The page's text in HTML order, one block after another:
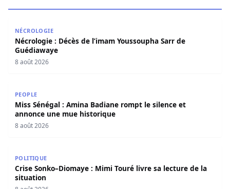
NÉCROLOGIE
Nécrologie : Décès de l’imam Youssoupha Sarr de
Guédiawaye
8 août 2026
PEOPLE
Miss Sénégal : Amina Badiane rompt le silence et
annonce une mue historique
8 août 2026
POLITIQUE
Crise Sonko–Diomaye : Mimi Touré livre sa lecture de la
situation